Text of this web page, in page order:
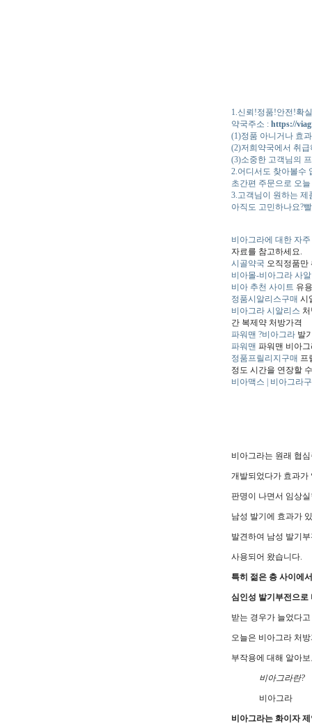
1.신뢰!정품!안전!확
약국주소 : https://
(1)정품 아니거나 효
(2)저희약국에서 취
(3)소중한 고객님의
2.어디서도 찾아볼수
초간편 주문으로 오
3.고객님이 원하는
아직도 고민하나요?
비아그라에 대한 자
자료를 참고하세요.
시골약국 오직정품만
비아몰-비아그라 사
비아 추천 사이트 유
정품시알리스구매 시
비아그라 시알리스
간 복제약 처방가격
파워맨 ?비아그라 발
파워맨 파워맨 비아
정품프릴리지구매 프
정도 시간을 연장할
비아맥스 | 비아그라
비아그라는 원래 협
개발되었다가 효과가
판명이 나면서 임상
남성 발기에 효과가
발견하여 남성 발기
사용되어 왔습니다.
특히 젊은 층 사이에서
심인성 발기부전으로
받는 경우가 늘었다
오늘은 비아그라 처
부작용에 대해 알아
비아그라란?
비아그라
비아그라는 화이자